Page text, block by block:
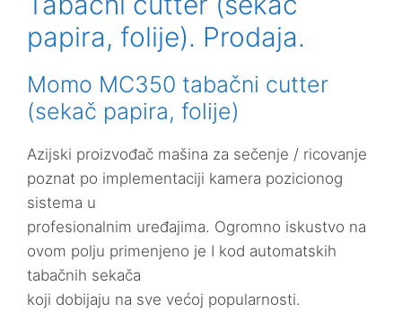
papira, folije). Prodaja.
Momo MC350 tabačni cutter
(sekač papira, folije)
Azijski proizvođač mašina za sečenje / ricovanje
poznat po implementaciji kamera pozicionog
sistema u
profesionalnim uređajima. Ogromno iskustvo na
ovom polju primenjeno je I kod automatskih
tabačnih sekača
koji dobijaju na sve većoj popularnosti.